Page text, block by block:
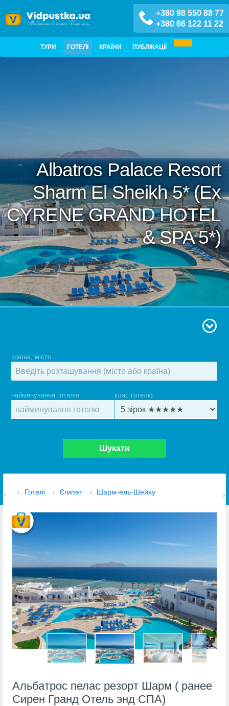
+380 98 550 88 77
+380 66 122 11 22
ТУРИ ГОТЕЛІ КРАЇНИ ПУБЛІКАЦІЇ
Albatros Palace Resort
Sharm El Sheikh 5* (Ex
CYRENE GRAND HOTEL
& SPA 5*)
країна, місто
найменування готелю клас готелю
Шукати
› Готелі › Єгипет › Шарм-ель-Шейху
Альбатрос пелас резорт Шарм ( ранее
Сирен Гранд Отель энд СПА)